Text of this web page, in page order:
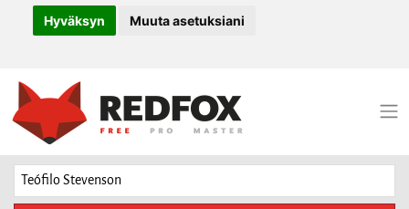
Hyväksyn Muuta asetuksiani